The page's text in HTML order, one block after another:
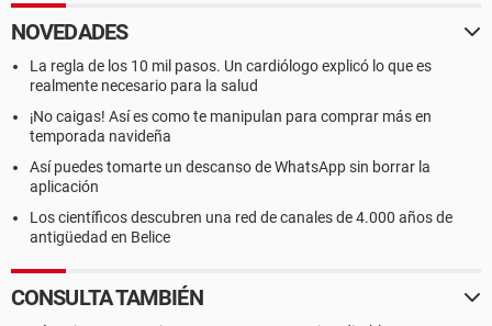
NOVEDADES
La regla de los 10 mil pasos. Un cardiólogo explicó lo que es
realmente necesario para la salud
¡No caigas! Así es como te manipulan para comprar más en
temporada navideña
Así puedes tomarte un descanso de WhatsApp sin borrar la
aplicación
Los científicos descubren una red de canales de 4.000 años de
antigüedad en Belice
CONSULTA TAMBIÉN